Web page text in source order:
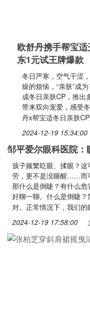
欧舒丹携手帮宝
东1元试王牌爆款
冬日严寒，空气干涩
燥的烦恼，“亲肤”成
成冬日亲肤CP，推出
带来双向宠爱，感受
丹x帮宝适冬日亲肤
2024-12-19 15:34:00
邹平爱尔眼科医院：
孩子频繁眨眼、揉眼？
劳，更不是没睡醒……而
那什么是倒睫？有什么
好聊一聊。什么是倒睫
对。正常情况下，我们
2024-12-19 17:58:00